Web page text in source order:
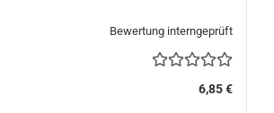
Bewertung interngeprüft
6,85 €